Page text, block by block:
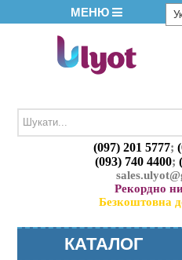
МЕНЮ
(097) 201 5777;
(093) 740 4400;
Рекордно
Безкоштовна
КАТАЛОГ